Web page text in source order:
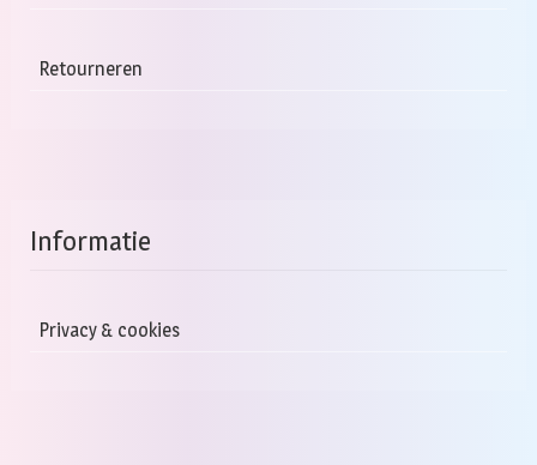
Retourneren
Informatie
Privacy & cookies